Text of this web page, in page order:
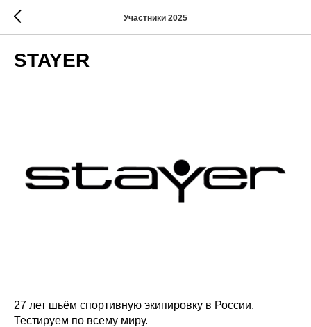
Участники 2025
STAYER
27 лет шьём спортивную экипировку в России.
Тестируем по всему миру.